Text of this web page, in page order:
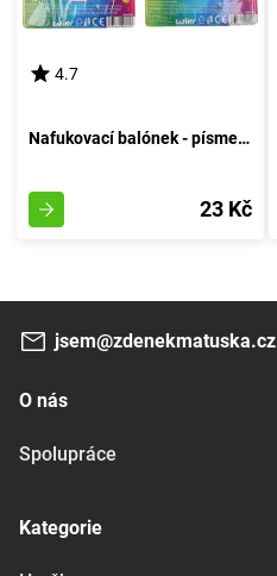
4.7
Nafukovací balónek - písmeno H - Vzduchový Kruh
23 Kč
jsem@zdenekmatuska.cz
O nás
Spolupráce
Kategorie